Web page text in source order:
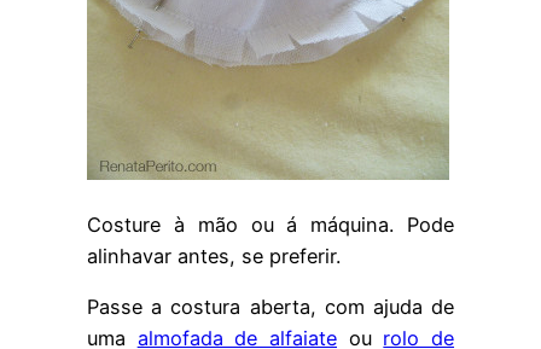
Costure à mão ou á máquina. Pode
alinhavar antes, se preferir.
Passe a costura aberta, com ajuda de
uma almofada de alfaiate ou rolo de